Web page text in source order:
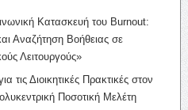
Κατασκευή του Burnout:
Αναζήτηση Βοήθειας σε
Λειτουργούς»
τις Διοικητικές Πρακτικές στον
Ποσοτική Μελέτη